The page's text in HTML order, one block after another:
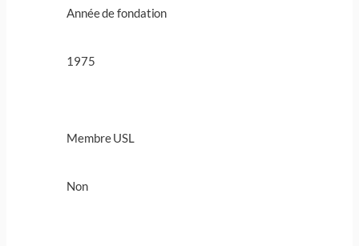
Année de fondation
1975
Membre USL
Non